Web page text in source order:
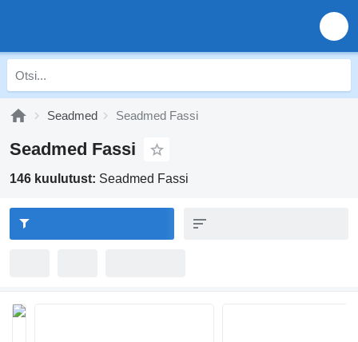
Seadmed Seadmed Fassi
Seadmed Fassi
146 kuulutust: Seadmed Fassi